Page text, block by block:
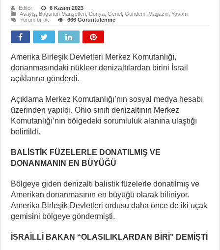
Editör
6 Kasım 2023
Asayiş
Bugünün Manşetleri Dünya ,Genel ,Gündem Magazin ,Yaşam
Yorum bırak
666 Görüntülenme
Amerika Birleşik Devletleri Merkez Komutanlığı,
donanmasındaki nükleer denizaltılardan birini İsrail
açıklarına gönderdi.
Açıklama Merkez Komutanlığı’nın sosyal medya hesabı
üzerinden yapıldı. Ohio sınıfı denizaltının Merkez
Komutanlığı’nın bölgedeki sorumluluk alanına ulaştığı
belirtildi.
BALİSTİK FÜZELERLE DONATILMIŞ VE
DONANMANIN EN BÜYÜĞÜ
Bölgeye giden denizaltı balistik füzelerle donatılmış ve
Amerikan donanmasının en büyüğü olarak biliniyor.
Amerika Birleşik Devletleri ordusu daha önce de iki uçak
gemisini bölgeye göndermişti.
İSRAİLLİ BAKAN “OLASILIKLARDAN BİRİ” DEMİŞTİ